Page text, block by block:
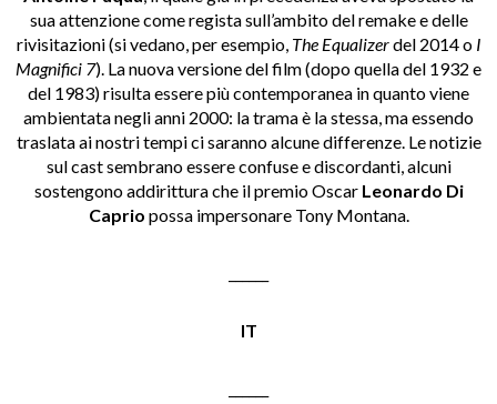
sua attenzione come regista sull’ambito del remake e delle
rivisitazioni (si vedano, per esempio, The Equalizerdel 2014 o I
Magnifici 7). La nuova versione del film (dopo quella del 1932 e
del 1983) risulta essere più contemporanea in quanto viene
ambientata negli anni 2000: la trama è la stessa, ma essendo
traslata ai nostri tempi ci saranno alcune differenze. Le notizie
sul cast sembrano essere confuse e discordanti, alcuni
sostengono addirittura che il premio Oscar Leonardo Di
Caprio possa impersonare Tony Montana.
IT